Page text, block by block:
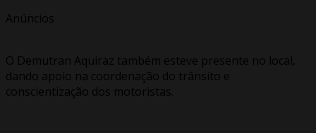
Anúncios
O Demutran Aquiraz também esteve presente no local,
dando apoio na coordenação do trânsito e
conscientização dos motoristas.